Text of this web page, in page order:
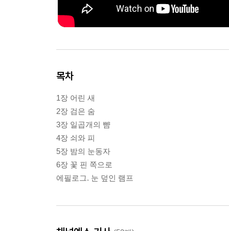
목차
1장 어린 새
2장 검은 숨
3장 일곱개의 뺨
4장 쇠와 피
5장 밤의 눈동자
6장 꽃 핀 쪽으로
에필로그. 눈 덮인 램프